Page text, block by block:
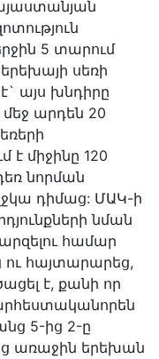
5 տարում
երեխայի սեռի
այս խնդիրը
արդեն 20
է միջինը 120
նորման
դիմաց: ՄԱԿ-ի
նման
համար
ու հայտարարեց,
է, քանի որ
5-ից 2-ը
առաջին երեխան